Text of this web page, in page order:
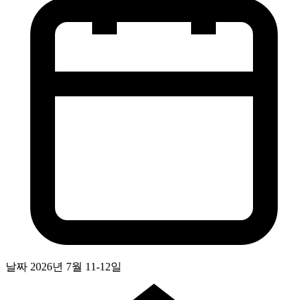
날짜 2026년 7월 11-12일